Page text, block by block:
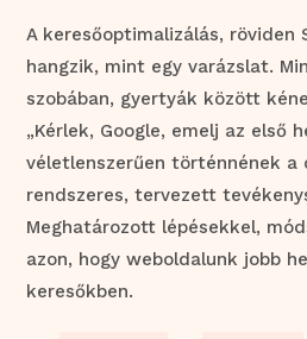
A keresőoptimalizálás, röviden
hangzik, mint egy varázslat.
szobában, gyertyák között
„Kérlek, Google, emelj az első
véletlenszerűen történnének a
rendszeres, tervezett
Meghatározott lépésekkel,
azon, hogy weboldalunk jobb
keresőkben.